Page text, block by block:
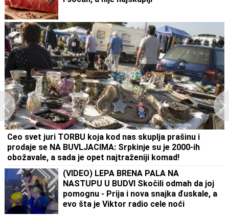
Ceo svet juri TORBU koja kod nas skuplja prašinu i
prodaje se NA BUVLJACIMA: Srpkinje su je 2000-ih
obožavale, a sada je opet najtraženiji komad!
(VIDEO) LEPA BRENA PALA NA
NASTUPU U BUDVI Skočili odmah da joj
pomognu - Prija i nova snajka đuskale, a
evo šta je Viktor radio cele noći